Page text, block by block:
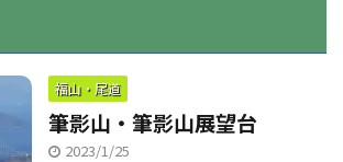
福山・尾道
筆影山・筆影山展望台
2023/1/25